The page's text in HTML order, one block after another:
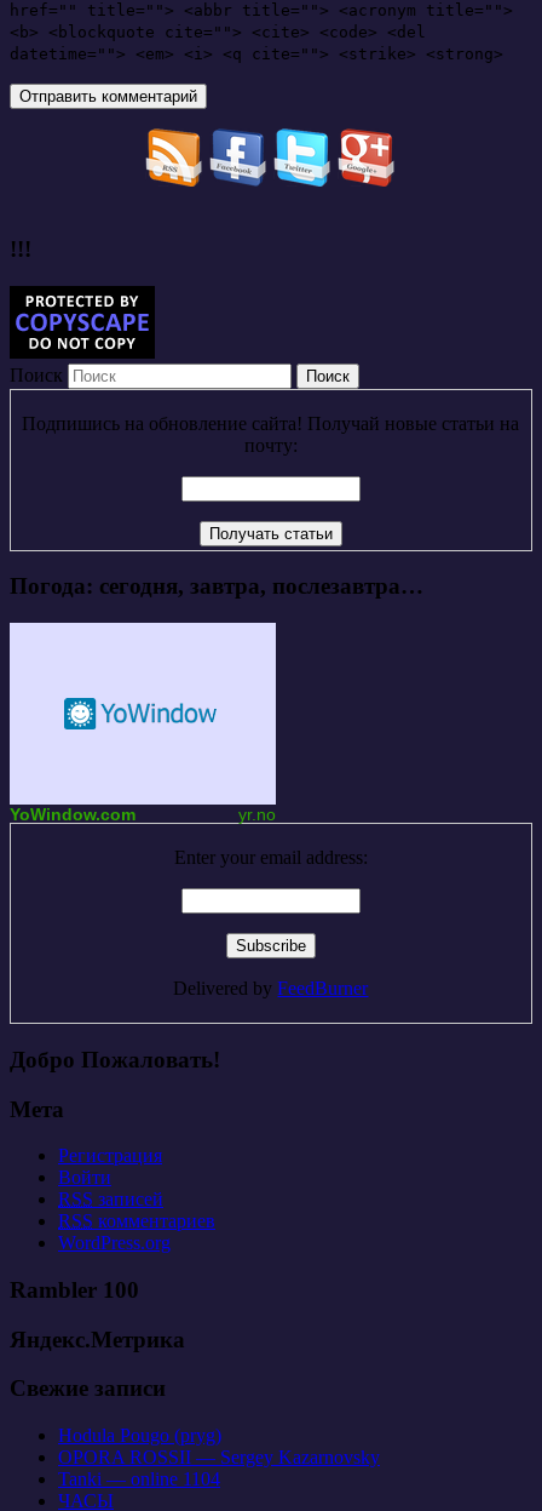
href="" title=""> <abbr title=""> <acronym title="">
<b> <blockquote cite=""> <cite> <code> <del
datetime=""> <em> <i> <q cite=""> <strike> <strong>
!!!
Поиск
Подпишись на обновление сайта! Получай новые статьи на
почту:
Погода: сегодня, завтра, послезавтра…
YoWindow.com yr.no
Enter your email address:
Delivered byFeedBurner
Добро Пожаловать!
Мета
Регистрация
Войти
RSS записей
RSS комментариев
WordPress.org
Rambler 100
Яндекс.Метрика
Свежие записи
Hodula Pougo (pryg)
OPORA ROSSII — Sergey Kazarnovsky
Tanki — online 1104
ЧАСЫ